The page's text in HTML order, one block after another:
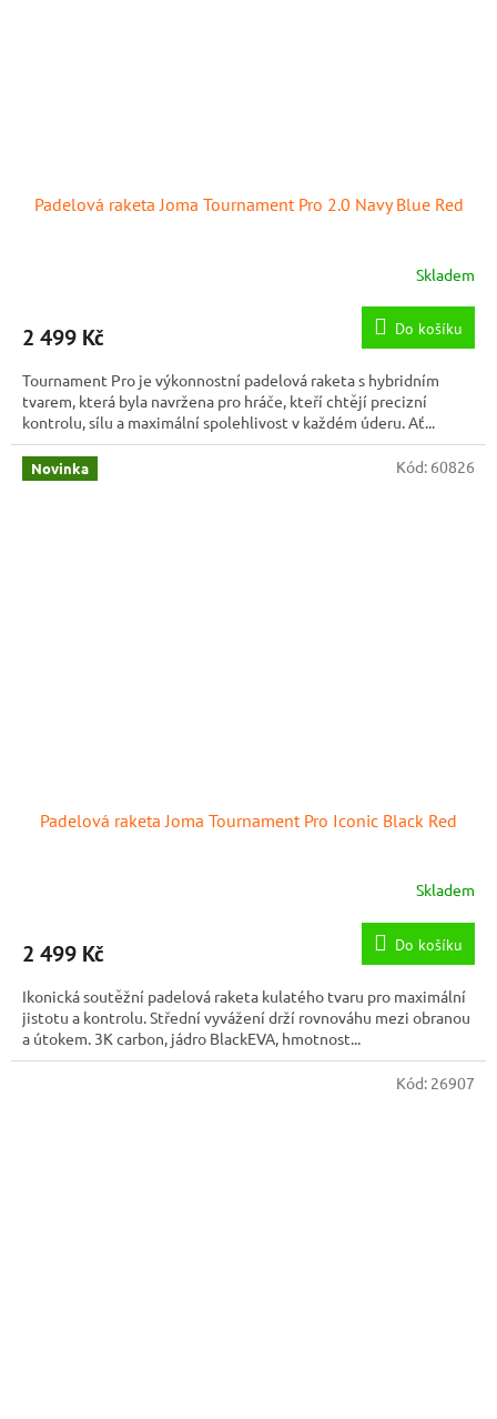
Padelová raketa Joma Tournament Pro 2.0 Navy Blue Red
Skladem
2 499 Kč Do košíku
Tournament Pro je výkonnostní padelová raketa s hybridním
tvarem, která byla navržena pro hráče, kteří chtějí precizní
kontrolu, sílu a maximální spolehlivost v každém úderu. Ať...
Novinka
Padelová raketa Joma Tournament Pro Iconic Black Red
Skladem
2 499 Kč Do košíku
Ikonická soutěžní padelová raketa kulatého tvaru pro maximální
jistotu a kontrolu. Střední vyvážení drží rovnováhu mezi obranou
a útokem. 3K carbon, jádro BlackEVA, hmotnost...
Kód: 60826
Kód: 26907